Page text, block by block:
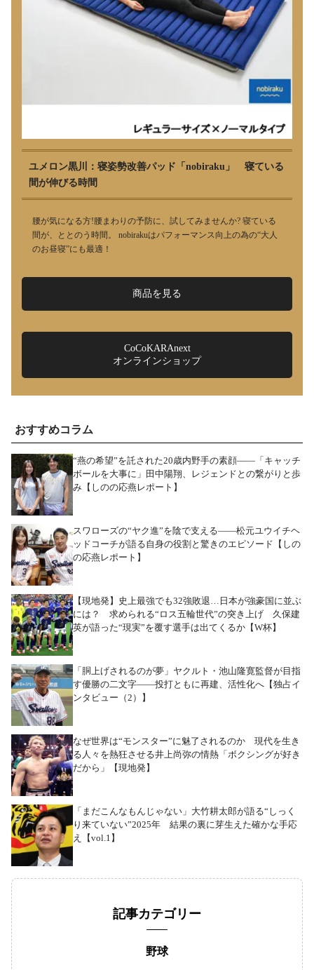
ユメロン黒川：寝姿勢改善パッド「nobiraku」 寝ている
間が伸びる時間
腰が気になる方!腰まわりの予防に、試してみませんか? 寝ている
間が、ととのう時間。 nobirakuはパフォーマンス向上の為の“大人
のお昼寝”にも最適！
商品を見る
CoCoKARAnext
オンラインショップ
おすすめコラム
“燕の希望”を託された20歳内野手の素顔――「キャッチ
ボールを大事に」田中陽翔、レジェンドとの繋がりと歩
み【しのの応燕レポート】
スワローズの“ヤク進”を陰で支える――松元ユウイチヘ
ッドコーチが語る自身の役割と驚きのエピソード【しの
の応燕レポート】
【現地発】史上最強でも32強敗退…日本が強豪国に並ぶ
には？ 求められる“ロス五輪世代”の突き上げ 久保建
英が語った“現実”を覆す選手は出てくるか【W杯】
「胴上げされるのが夢」ヤクルト・池山隆寛監督が目指
す優勝の二文字――投打ともに再建、活性化へ【独占イ
ンタビュー（2）】
なぜ世界は“モンスター”に魅了されるのか 現代を生き
る人々を熱狂させる井上尚弥の情熱「ボクシングが好き
だから」【現地発】
「まだこんなもんじゃない」大竹耕太郎が語る“しっく
り来ていない”2025年 結果の裏に芽生えた確かな手応
え【vol.1】
記事カテゴリー
野球